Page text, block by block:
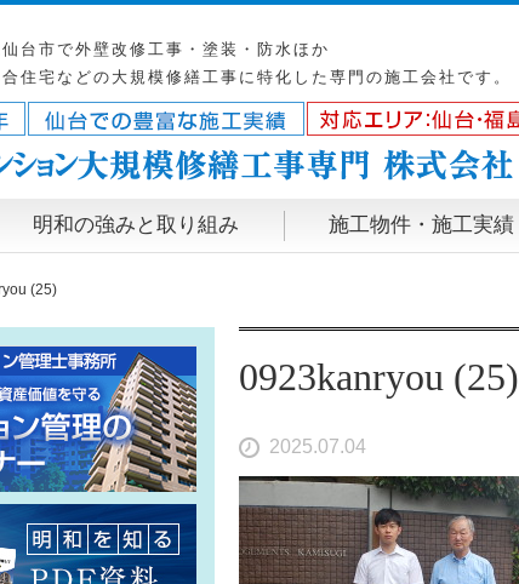
台市で外壁改修工事・塗装・防水ほか
住宅などの大規模修繕工事に特化した専門の施工会社です。
明和の強みと取り組み 施工物件・施工実績
(25)
0923kanryou (25)
2025.07.04